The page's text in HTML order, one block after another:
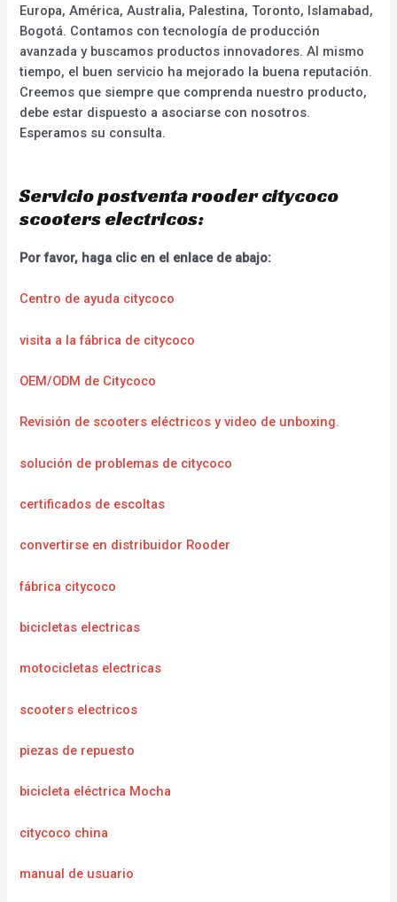
Europa, América, Australia, Palestina, Toronto, Islamabad,
Bogotá. Contamos con tecnología de producción
avanzada y buscamos productos innovadores. Al mismo
tiempo, el buen servicio ha mejorado la buena reputación.
Creemos que siempre que comprenda nuestro producto,
debe estar dispuesto a asociarse con nosotros.
Esperamos su consulta.
Servicio postventa rooder citycoco
scooters electricos:
Por favor, haga clic en el enlace de abajo:
Centro de ayuda citycoco
visita a la fábrica de citycoco
OEM/ODM de Citycoco
Revisión de scooters eléctricos y video de unboxing.
solución de problemas de citycoco
certificados de escoltas
convertirse en distribuidor Rooder
fábrica citycoco
bicicletas electricas
motocicletas electricas
scooters electricos
piezas de repuesto
bicicleta eléctrica Mocha
citycoco china
manual de usuario